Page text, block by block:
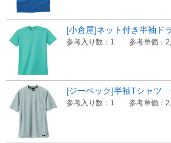
[小倉屋]ネット付き半袖ド
参考入り数：1 参考単価：
[ジーベック]半袖Tシャツ
参考入り数：1 参考単価：